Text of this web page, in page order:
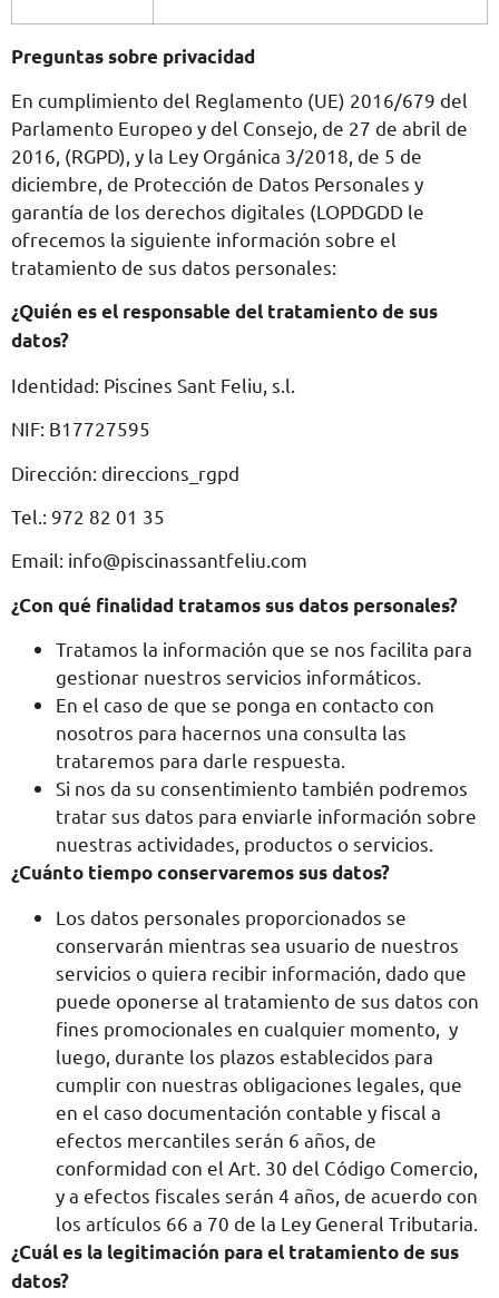
Preguntas sobre privacidad
En cumplimiento del Reglamento (UE) 2016/679 del
Parlamento Europeo y del Consejo, de 27 de abril de
2016, (RGPD), y la Ley Orgánica 3/2018, de 5 de
diciembre, de Protección de Datos Personales y
garantía de los derechos digitales (LOPDGDD le
ofrecemos la siguiente información sobre el
tratamiento de sus datos personales:
¿Quién es el responsable del tratamiento de sus
datos?
Identidad: Piscines Sant Feliu, s.l.
NIF: B17727595
Dirección: direccions_rgpd
Tel.: 972 82 01 35
Email: info@piscinassantfeliu.com
¿Con qué finalidad tratamos sus datos personales?
Tratamos la información que se nos facilita para
gestionar nuestros servicios informáticos.
En el caso de que se ponga en contacto con
nosotros para hacernos una consulta las
trataremos para darle respuesta.
Si nos da su consentimiento también podremos
tratar sus datos para enviarle información sobre
nuestras actividades, productos o servicios.
¿Cuánto tiempo conservaremos sus datos?
Los datos personales proporcionados se
conservarán mientras sea usuario de nuestros
servicios o quiera recibir información, dado que
puede oponerse al tratamiento de sus datos con
fines promocionales en cualquier momento, y
luego, durante los plazos establecidos para
cumplir con nuestras obligaciones legales, que
en el caso documentación contable y fiscal a
efectos mercantiles serán 6 años, de
conformidad con el Art. 30 del Código Comercio,
y a efectos fiscales serán 4 años, de acuerdo con
los artículos 66 a 70 de la Ley General Tributaria.
¿Cuál es la legitimación para el tratamiento de sus
datos?